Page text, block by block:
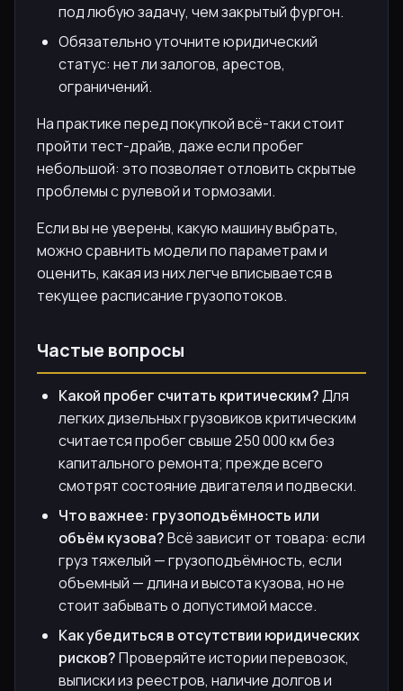
под любую задачу, чем закрытый фургон.
Обязательно уточните юридический
статус: нет ли залогов, арестов,
ограничений.
На практике перед покупкой всё-таки стоит
пройти тест-драйв, даже если пробег
небольшой: это позволяет отловить скрытые
проблемы с рулевой и тормозами.
Если вы не уверены, какую машину выбрать,
можно сравнить модели по параметрам и
оценить, какая из них легче вписывается в
текущее расписание грузопотоков.
Частые вопросы
Какой пробег считать критическим?Для
легких дизельных грузовиков критическим
считается пробег свыше 250 000 км без
капитального ремонта; прежде всего
смотрят состояние двигателя и подвески.
Что важнее: грузоподъёмность или
объём кузова?Всё зависит от товара: если
груз тяжелый — грузоподъёмность, если
объемный — длина и высота кузова, но не
стоит забывать о допустимой массе.
Как убедиться в отсутствии юридических
рисков?Проверяйте истории перевозок,
выписки из реестров, наличие долгов и